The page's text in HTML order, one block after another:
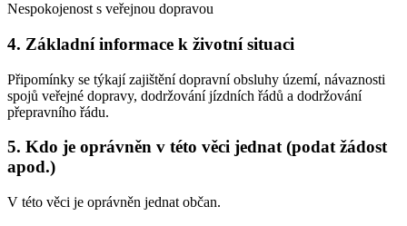
Nespokojenost s veřejnou dopravou
4. Základní informace k životní situaci
Připomínky se týkají zajištění dopravní obsluhy území, návaznosti
spojů veřejné dopravy, dodržování jízdních řádů a dodržování
přepravního řádu.
5. Kdo je oprávněn v této věci jednat (podat žádost
apod.)
V této věci je oprávněn jednat občan.